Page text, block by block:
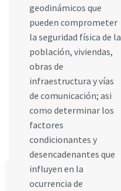
geodinámicos que
pueden comprometer
la seguridad física de la
población, viviendas,
obras de
infraestructura y vías
de comunicación; asi
como determinar los
factores
condicionantes y
desencadenantes que
influyen en la
ocurrencia de